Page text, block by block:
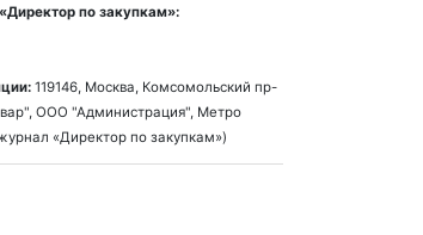
по закупкам»:
119146, Москва, Комсомольский пр-
ООО "Администрация", Метро
«Директор по закупкам»)